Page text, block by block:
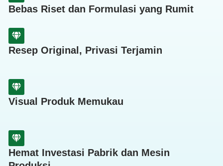
Bebas Riset dan Formulasi yang Rumit
Resep Original, Privasi Terjamin
Visual Produk Memukau
Hemat Investasi Pabrik dan Mesin